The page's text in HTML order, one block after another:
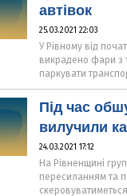
автівок
25.03.2021 22:03
У Рівному від
викрадено фари з
паркувати
Під час
вилучили
24.03.2021 17:12
На Рівненщині
пересиланням та